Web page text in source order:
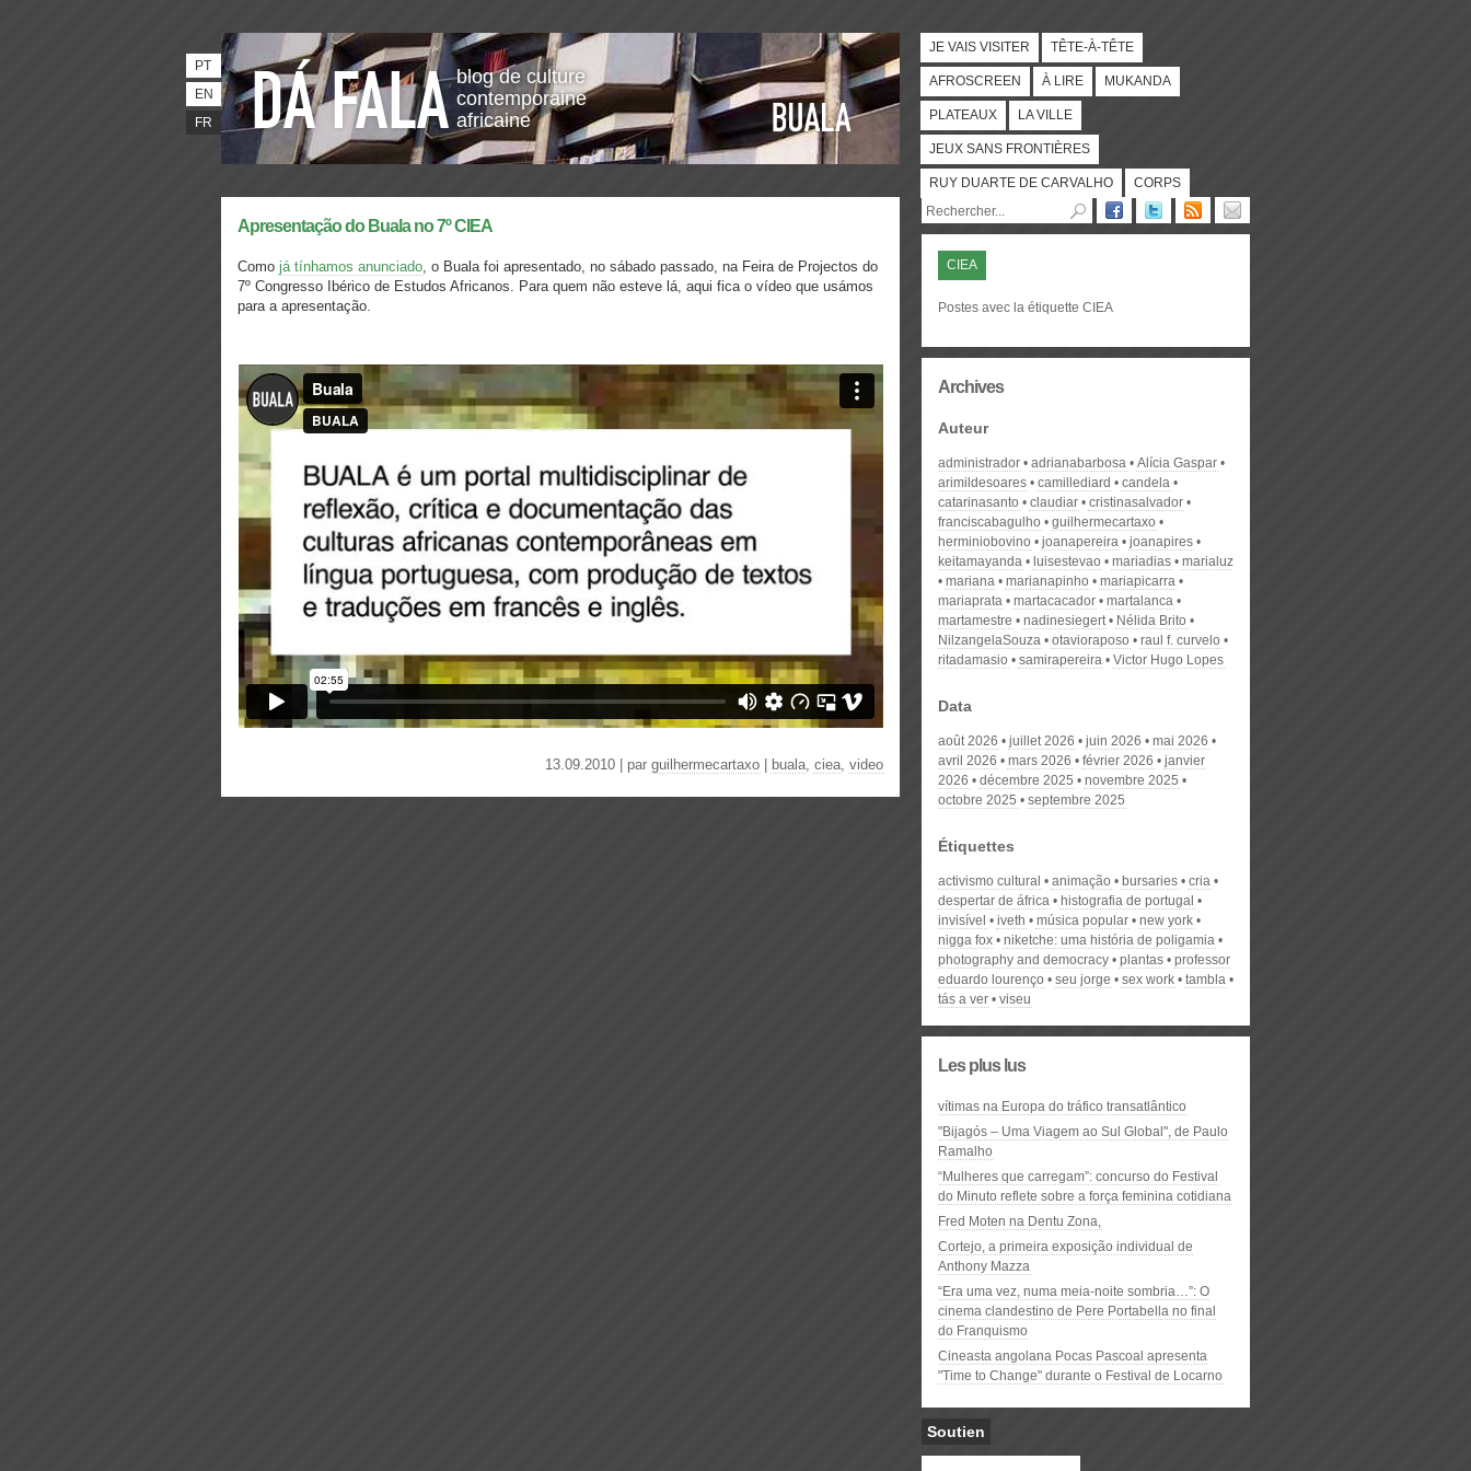
blog de culture
contemporaine
africaine
PT
EN
FR
JE VAIS VISITER TÊTE-À-TÊTE
AFROSCREEN À LIRE MUKANDA
PLATEAUX LA VILLE
JEUX SANS FRONTIÈRES
RUY DUARTE DE CARVALHO CORPS
Apresentação do Buala no 7º CIEA
Como já tínhamos anunciado, o Buala foi apresentado, no sábado passado, na Feira de Projectos do
7º Congresso Ibérico de Estudos Africanos. Para quem não esteve lá, aqui fica o vídeo que usámos
para a apresentação.
13.09.2010 | par guilhermecartaxo buala, ciea, video
CIEA
Postes avec la étiquette CIEA
Archives
Auteur
administrador adrianabarbosa
Alícia Gaspar
arimildesoares
camillediard
candela
catarinasanto
claudiar
cristinasalvador
franciscabagulho
guilhermecartaxo
herminiobovino
joanapereira
joanapires
keitamayanda
luisestevao mariadias
marialuz
mariana
marianapinho
mariapicarra
mariaprata
martacacador
martalanca
martamestre
nadinesiegert
Nélida Brito
NilzangelaSouza
otavioraposo
raul f. curvelo
ritadamasio
samirapereira Victor Hugo Lopes
Data
août 2026 juillet 2026 juin 2026
mai 2026
avril 2026
mars 2026 février 2026
janvier
2026
décembre 2025
novembre 2025
octobre 2025
septembre 2025
Étiquettes
activismo cultural animação bursaries
cria
despertar de áfrica
histografia de portugal
invisível
iveth música popular
new york
nigga fox
niketche: uma história de poligamia
photography and democracy
plantas
professor
eduardo lourenço
seu jorge sex work
tambla
tás a ver
viseu
Les plus lus
vítimas na Europa do tráfico transatlântico
"Bijagós – Uma Viagem ao Sul Global", de Paulo
Ramalho
“Mulheres que carregam”: concurso do Festival
do Minuto reflete sobre a força feminina cotidiana
Fred Moten na Dentu Zona,
Cortejo, a primeira exposição individual de
Anthony Mazza
“Era uma vez, numa meia-noite sombria…”: O
cinema clandestino de Pere Portabella no final
do Franquismo
Cineasta angolana Pocas Pascoal apresenta
"Time to Change" durante o Festival de Locarno
Soutien